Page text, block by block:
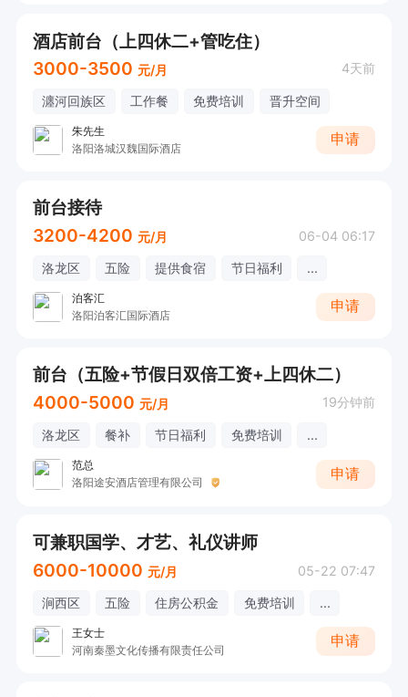
酒店前台（上四休二+管吃住）
3000-3500 元/月 4天前
瀍河回族区 工作餐 免费培训 晋升空间
朱先生
洛阳洛城汉魏国际酒店
申请
前台接待
3200-4200 元/月 06-04 06:17
洛龙区 五险 提供食宿 节日福利 ...
泊客汇
洛阳泊客汇国际酒店
申请
前台（五险+节假日双倍工资+上四休二）
4000-5000 元/月 19分钟前
洛龙区 餐补 节日福利 免费培训 ...
范总
洛阳途安酒店管理有限公司
申请
可兼职国学、才艺、礼仪讲师
6000-10000 元/月 05-22 07:47
涧西区 五险 住房公积金 免费培训 ...
王女士
河南秦墨文化传播有限责任公司
申请